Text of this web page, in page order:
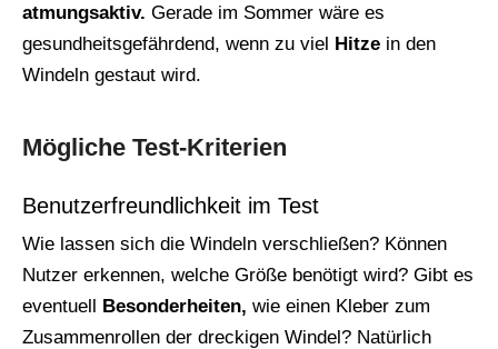
atmungsaktiv. Gerade im Sommer wäre es
gesundheitsgefährdend, wenn zu viel Hitze in den
Windeln gestaut wird.
Mögliche Test-Kriterien
Benutzerfreundlichkeit im Test
Wie lassen sich die Windeln verschließen? Können
Nutzer erkennen, welche Größe benötigt wird? Gibt es
eventuell Besonderheiten, wie einen Kleber zum
Zusammenrollen der dreckigen Windel? Natürlich